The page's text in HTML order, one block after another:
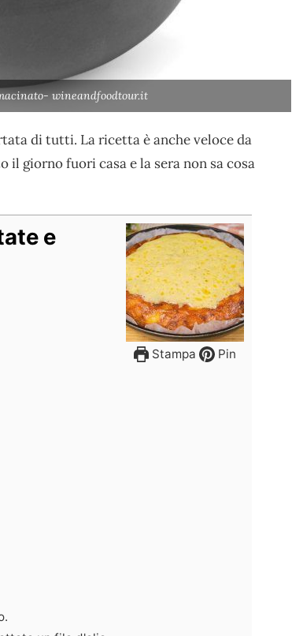
wineandfoodtour.it
di tutti. La ricetta è anche veloce da
giorno fuori casa e la sera non sa cosa
Stampa Pin
e